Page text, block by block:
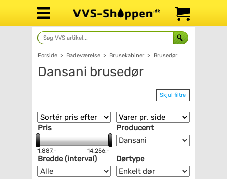
Forside > Badeværelse > Brusekabiner > Brusedør
Dansani brusedør
Skjul filtre
Pris
1.887,- 14.256,-
Producent
Bredde (interval) Dørtype